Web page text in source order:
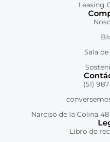
Leasing
Sala
(51)
Narciso de la Colina
Libro de